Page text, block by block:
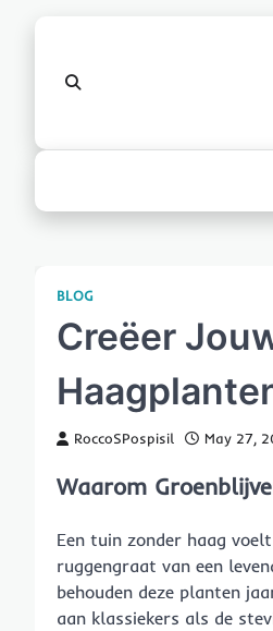
BLOG
Creëer
RoccoSPospisil May 27,
Waarom
Een tuin zonder haag
ruggengraat van een
behouden deze planten
aan klassiekers als de